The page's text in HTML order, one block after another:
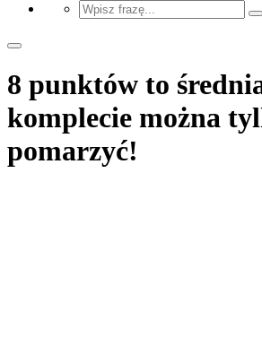
8 punktów to
komplecie można
pomarzyć!